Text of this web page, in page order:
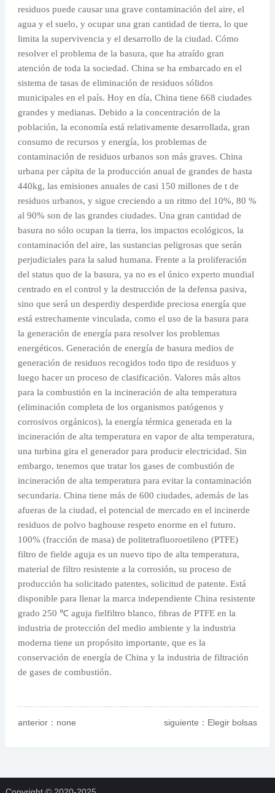
residuos puede causar una grave contaminación del aire, el
agua y el suelo, y ocupar una gran cantidad de tierra, lo que
limita la supervivencia y el desarrollo de la ciudad. Cómo
resolver el problema de la basura, que ha atraído gran
atención de toda la sociedad. China se ha embarcado en el
sistema de tasas de eliminación de residuos sólidos
municipales en el país. Hoy en día, China tiene 668 ciudades
grandes y medianas. Debido a la concentración de la
población, la economía está relativamente desarrollada, gran
consumo de recursos y energía, los problemas de
contaminación de residuos urbanos son más graves. China
urbana per cápita de la producción anual de grandes de hasta
440kg, las emisiones anuales de casi 150 millones de t de
residuos urbanos, y sigue creciendo a un ritmo del 10%, 80 %
al 90% son de las grandes ciudades. Una gran cantidad de
basura no sólo ocupan la tierra, los impactos ecológicos, la
contaminación del aire, las sustancias peligrosas que serán
perjudiciales para la salud humana. Frente a la proliferación
del status quo de la basura, ya no es el único experto mundial
centrado en el control y la destrucción de la defensa pasiva,
sino que será un desperdiy desperdide preciosa energía que
está estrechamente vinculada, como el uso de la basura para
la generación de energía para resolver los problemas
energéticos. Generación de energía de basura medios de
generación de residuos recogidos todo tipo de residuos y
luego hacer un proceso de clasificación. Valores más altos
para la combustión en la incineración de alta temperatura
(eliminación completa de los organismos patógenos y
corrosivos orgánicos), la energía térmica generada en la
incineración de alta temperatura en vapor de alta temperatura,
una turbina gira el generador para producir electricidad. Sin
embargo, tenemos que tratar los gases de combustión de
incineración de alta temperatura para evitar la contaminación
secundaria. China tiene más de 600 ciudades, además de las
afueras de la ciudad, el potencial de mercado en el incinerde
residuos de polvo baghouse respeto enorme en el futuro.
100% (fracción de masa) de politetrafluoroetileno (PTFE)
filtro de fielde aguja es un nuevo tipo de alta temperatura,
material de filtro resistente a la corrosión, su proceso de
producción ha solicitado patentes, solicitud de patente. Está
disponible para llenar la marca independiente China resistente
grado 250 ℃ aguja fielfiltro blanco, fibras de PTFE en la
industria de protección del medio ambiente y la industria
moderna tiene un propósito importante, que es la
conservación de energía de China y la industria de filtración
de gases de combustión.
anterior：none siguiente： Elegir bolsas